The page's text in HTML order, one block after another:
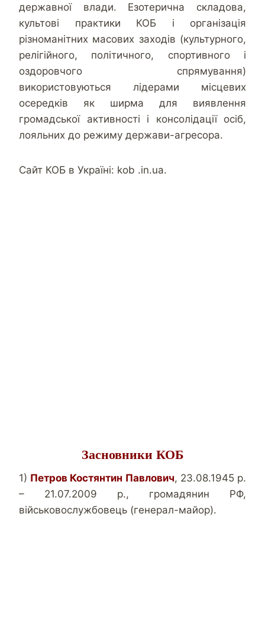
державної влади. Езотерична складова,
культові практики КОБ і організація
різноманітних масових заходів (культурного,
релігійного, політичного, спортивного і
оздоровчого спрямування)
використовуються лідерами місцевих
осередків як ширма для виявлення
громадської активності і консолідації осіб,
лояльних до режиму держави-агресора.
Сайт КОБ в Україні: kob .in.ua.
Засновники КОБ
1) Петров Костянтин Павлович, 23.08.1945 р.
– 21.07.2009 р., громадянин РФ,
військовослужбовець (генерал-майор).